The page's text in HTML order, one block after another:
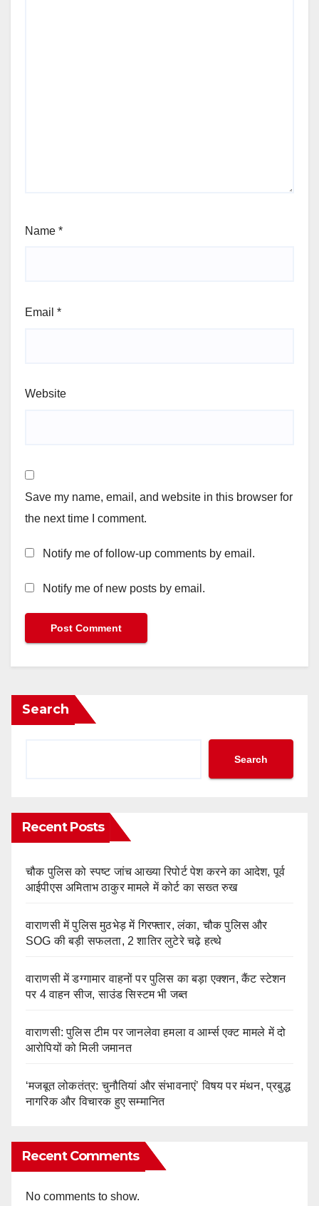
Name *
Email *
Website
Save my name, email, and website in this browser for
the next time I comment.
Notify me of follow-up comments by email.
Notify me of new posts by email.
Search
Search
Recent Posts
चौक पुलिस को स्पष्ट जांच आख्या रिपोर्ट पेश करने का आदेश, पूर्व
आईपीएस अमिताभ ठाकुर मामले में कोर्ट का सख्त रुख
वाराणसी में पुलिस मुठभेड़ में गिरफ्तार, लंका, चौक पुलिस और
SOG की बड़ी सफलता, 2 शातिर लुटेरे चढ़े हत्थे
वाराणसी में डग्गामार वाहनों पर पुलिस का बड़ा एक्शन, कैंट स्टेशन
पर 4 वाहन सीज, साउंड सिस्टम भी जब्त
वाराणसी: पुलिस टीम पर जानलेवा हमला व आर्म्स एक्ट मामले में दो
आरोपियों को मिली जमानत
‘मजबूत लोकतंत्र: चुनौतियां और संभावनाएं’ विषय पर मंथन, प्रबुद्ध
नागरिक और विचारक हुए सम्मानित
Recent Comments
No comments to show.